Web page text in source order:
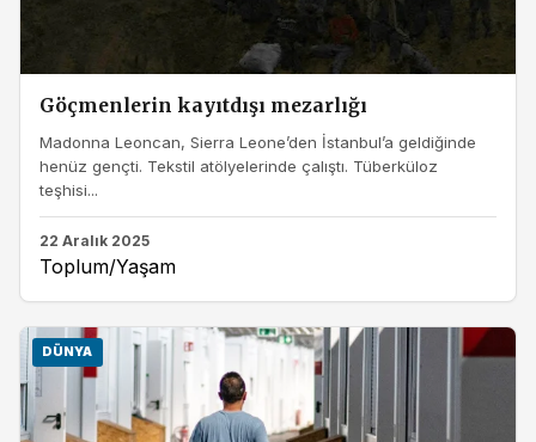
Göçmenlerin kayıtdışı mezarlığı
Madonna Leoncan, Sierra Leone’den İstanbul’a geldiğinde
henüz gençti. Tekstil atölyelerinde çalıştı. Tüberküloz
teşhisi...
22 Aralık 2025
Toplum/Yaşam
DÜNYA